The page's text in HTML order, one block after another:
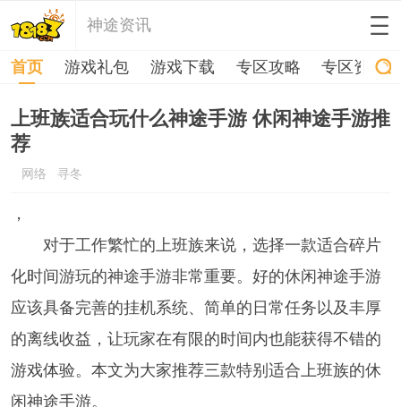
神途资讯
首页 游戏礼包 游戏下载 专区攻略 专区资讯
上班族适合玩什么神途手游 休闲神途手游推
荐
网络 寻冬
，
对于工作繁忙的上班族来说，选择一款适合碎片
化时间游玩的神途手游非常重要。好的休闲神途手游
应该具备完善的挂机系统、简单的日常任务以及丰厚
的离线收益，让玩家在有限的时间内也能获得不错的
游戏体验。本文为大家推荐三款特别适合上班族的休
闲神途手游。